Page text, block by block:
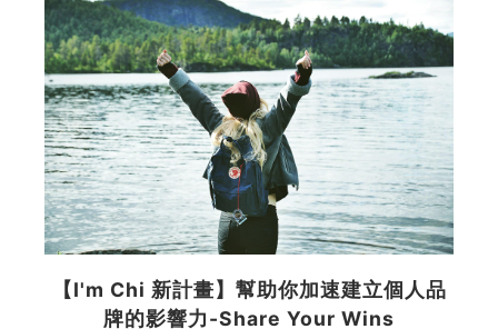
【I'm Chi 新計畫】幫助你加速建立個人品
牌的影響力-Share Your Wins